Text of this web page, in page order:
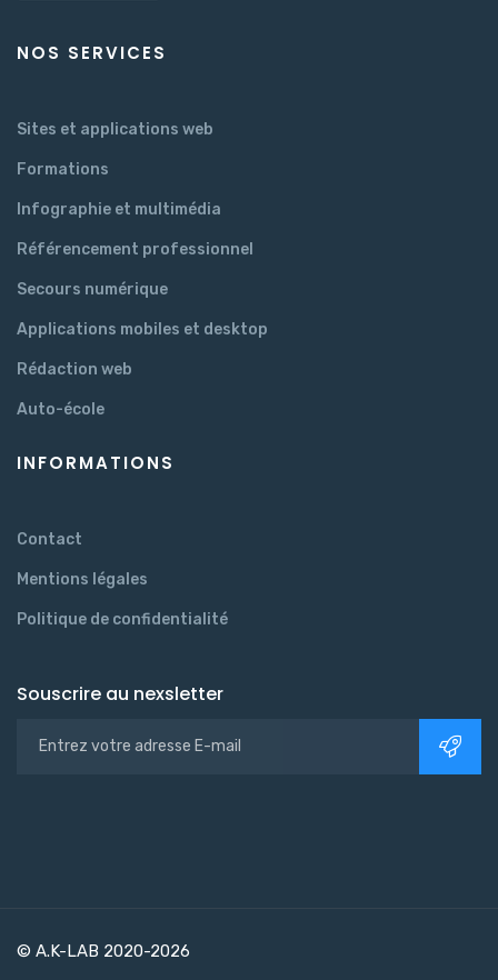
NOS SERVICES
Sites et applications web
Formations
Infographie et multimédia
Référencement professionnel
Secours numérique
Applications mobiles et desktop
Rédaction web
Auto-école
INFORMATIONS
Contact
Mentions légales
Politique de confidentialité
Souscrire au nexsletter
© A.K-LAB 2020-2026